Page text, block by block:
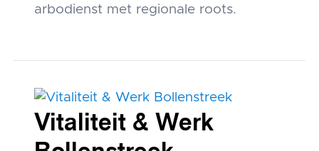
arbodienst met regionale roots.
Vitaliteit & Werk